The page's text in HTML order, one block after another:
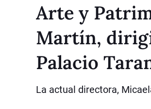
Arte y
Martín,
Palacio
La actual directora,